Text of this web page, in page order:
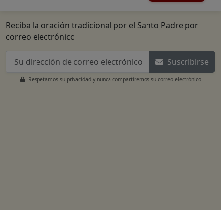
Reciba la oración tradicional por el Santo Padre por
correo electrónico
Suscribirse
Respetamos su privacidad y nunca compartiremos su correo electrónico